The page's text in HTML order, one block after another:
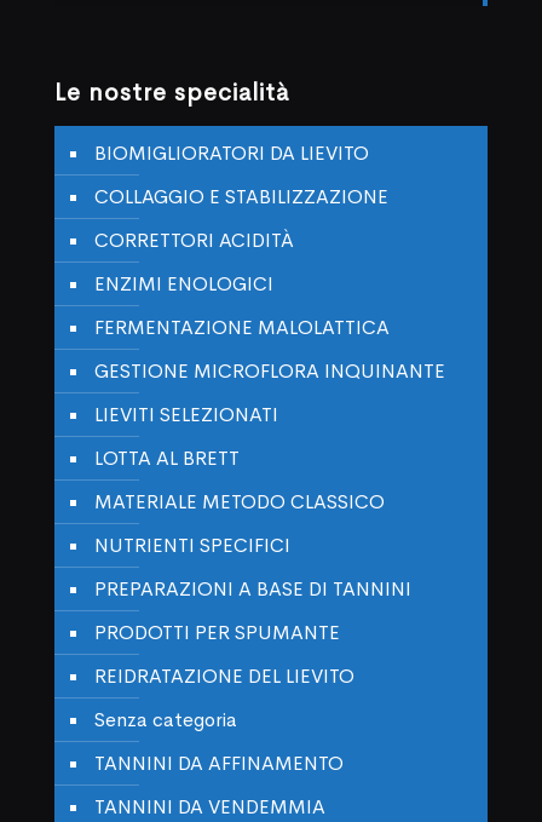
Le nostre specialità
BIOMIGLIORATORI DA LIEVITO
COLLAGGIO E STABILIZZAZIONE
CORRETTORI ACIDITÀ
ENZIMI ENOLOGICI
FERMENTAZIONE MALOLATTICA
GESTIONE MICROFLORA INQUINANTE
LIEVITI SELEZIONATI
LOTTA AL BRETT
MATERIALE METODO CLASSICO
NUTRIENTI SPECIFICI
PREPARAZIONI A BASE DI TANNINI
PRODOTTI PER SPUMANTE
REIDRATAZIONE DEL LIEVITO
Senza categoria
TANNINI DA AFFINAMENTO
TANNINI DA VENDEMMIA